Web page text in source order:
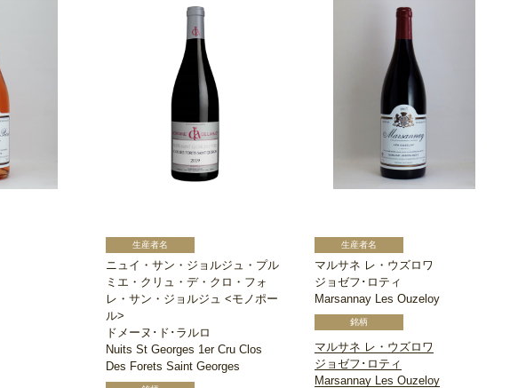
ニュイ・サン・ジョルジュ・プル
ミエ・クリュ・デ・クロ・フォ
レ・サン・ジョルジュ <モノポー
ル>
ドメーヌ･ド･ラルロ
Nuits St Georges 1er Cru Clos
Des Forets Saint Georges
マルサネ レ・ウズロワ
ジョゼフ･ロティ
Marsannay Les Ouzeloy
マルサネ レ・ウズロワ
ジョゼフ･ロティ
Marsannay Les Ouzeloy